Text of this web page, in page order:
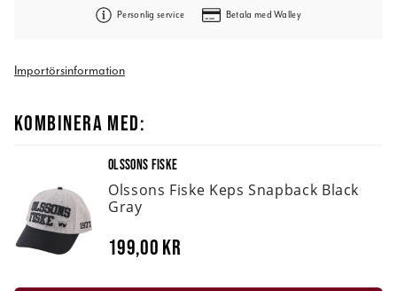
Personlig service Betala med Walley
Importörsinformation
KOMBINERA MED:
OLSSONS FISKE
Olssons Fiske Keps Snapback Black
Gray
199,00 kr